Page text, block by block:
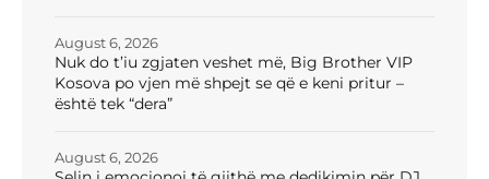
Nuk do t’iu zgjaten veshet më, Big Brother VIP
Kosova po vjen më shpejt se që e keni pritur –
është tek “dera”
August 6, 2026
August 6, 2026